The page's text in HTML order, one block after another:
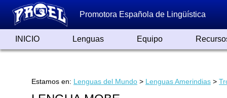
Promotora Española de Lingüística
INICIO Lenguas Equipo
Estamos en: Lenguas del Mundo > Lenguas Amerindias >